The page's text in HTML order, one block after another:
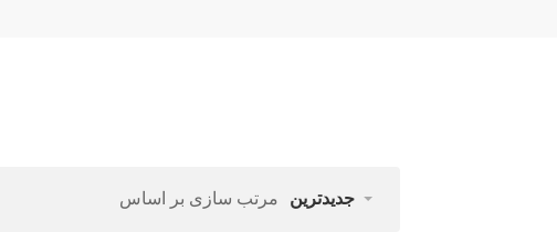
مرتب سازی بر اساس جدیدترین